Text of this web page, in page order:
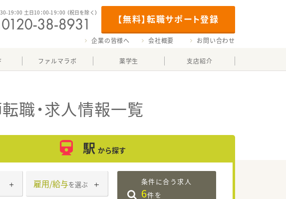
【無料】転職サポート登録
19：00 土日10：00-19：00 （祝日を除く）
企業の皆様へ 会社概要 お問い合わせ
ファルマラボ 薬学生 支店紹介
職・求人情報一覧
駅 から探す
雇用/給与を選ぶ 条件に合う求人
6件を